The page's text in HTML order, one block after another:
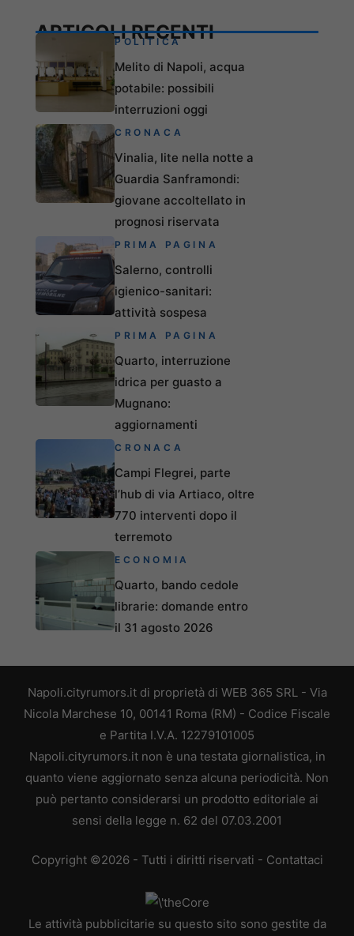
ARTICOLI RECENTI
POLITICA
Melito di Napoli, acqua
potabile: possibili
interruzioni oggi
CRONACA
Vinalia, lite nella notte a
Guardia Sanframondi:
giovane accoltellato in
prognosi riservata
PRIMA PAGINA
Salerno, controlli
igienico-sanitari:
attività sospesa
PRIMA PAGINA
Quarto, interruzione
idrica per guasto a
Mugnano:
aggiornamenti
CRONACA
Campi Flegrei, parte
l’hub di via Artiaco, oltre
770 interventi dopo il
terremoto
ECONOMIA
Quarto, bando cedole
librarie: domande entro
il 31 agosto 2026
Napoli.cityrumors.it di proprietà di WEB 365 SRL - Via
Nicola Marchese 10, 00141 Roma (RM) - Codice Fiscale
e Partita I.V.A. 12279101005
Napoli.cityrumors.it non è una testata giornalistica, in
quanto viene aggiornato senza alcuna periodicità. Non
può pertanto considerarsi un prodotto editoriale ai
sensi della legge n. 62 del 07.03.2001
Copyright ©2026 - Tutti i diritti riservati - Contattaci
Le attività pubblicitarie su questo sito sono gestite da